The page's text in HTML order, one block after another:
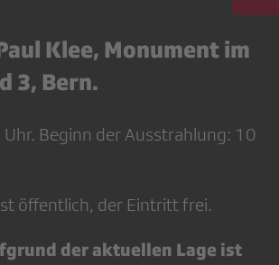
Klee, Monument im
3, Bern.
Beginn der Ausstrahlung: 10
öffentlich, der Eintritt frei.
der aktuellen Lage ist